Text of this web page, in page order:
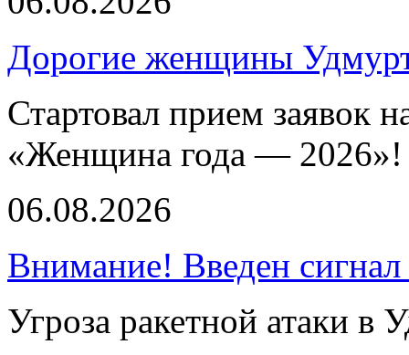
Дорогие женщины
Стартовал прием заявок
«Женщина года — 2026»!
06.08.2026
Внимание! Введен
Угроза ракетной атаки